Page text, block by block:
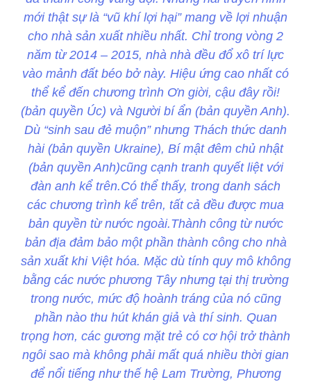
mới thật sự là “vũ khí lợi hại” mang về lợi nhuận
cho nhà sản xuất nhiều nhất. Chỉ trong vòng 2
năm từ 2014 – 2015, nhà nhà đều đổ xô trí lực
vào mảnh đất béo bở này. Hiệu ứng cao nhất có
thể kể đến chương trình Ơn giời, cậu đây rồi!
(bản quyền Úc) và Người bí ẩn (bản quyền Anh).
Dù “sinh sau đẻ muộn” nhưng Thách thức danh
hài (bản quyền Ukraine), Bí mật đêm chủ nhật
(bản quyền Anh)cũng cạnh tranh quyết liệt với
đàn anh kể trên.Có thể thấy, trong danh sách
các chương trình kể trên, tất cả đều được mua
bản quyền từ nước ngoài.Thành công từ nước
bản địa đảm bảo một phần thành công cho nhà
sản xuất khi Việt hóa. Mặc dù tính quy mô không
bằng các nước phương Tây nhưng tại thị trường
trong nước, mức độ hoành tráng của nó cũng
phần nào thu hút khán giả và thí sinh. Quan
trọng hơn, các gương mặt trẻ có cơ hội trở thành
ngôi sao mà không phải mất quá nhiều thời gian
để nổi tiếng như thế hệ Lam Trường, Phương